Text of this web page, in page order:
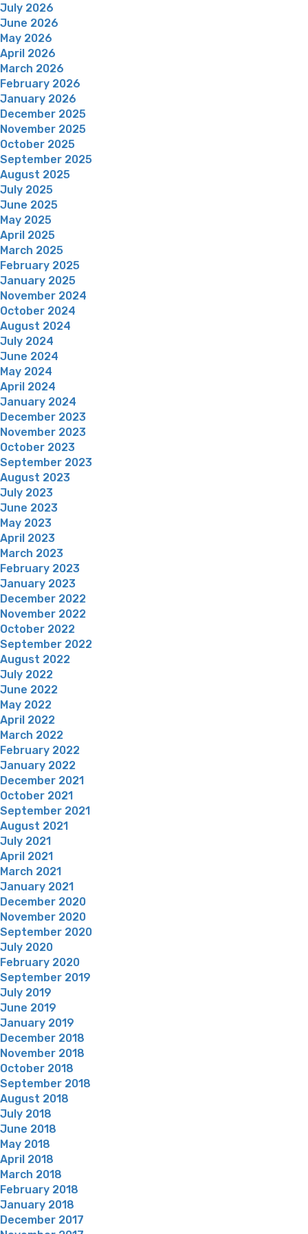
July 2026
June 2026
May 2026
April 2026
March 2026
February 2026
January 2026
December 2025
November 2025
October 2025
September 2025
August 2025
July 2025
June 2025
May 2025
April 2025
March 2025
February 2025
January 2025
November 2024
October 2024
August 2024
July 2024
June 2024
May 2024
April 2024
January 2024
December 2023
November 2023
October 2023
September 2023
August 2023
July 2023
June 2023
May 2023
April 2023
March 2023
February 2023
January 2023
December 2022
November 2022
October 2022
September 2022
August 2022
July 2022
June 2022
May 2022
April 2022
March 2022
February 2022
January 2022
December 2021
October 2021
September 2021
August 2021
July 2021
April 2021
March 2021
January 2021
December 2020
November 2020
September 2020
July 2020
February 2020
September 2019
July 2019
June 2019
January 2019
December 2018
November 2018
October 2018
September 2018
August 2018
July 2018
June 2018
May 2018
April 2018
March 2018
February 2018
January 2018
December 2017